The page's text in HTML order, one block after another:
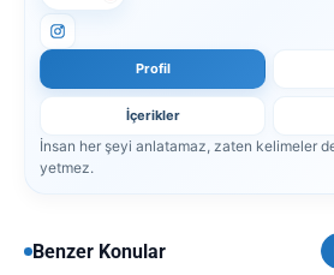
Profil
İçerikler
İnsan her şeyi anlatamaz, zaten kelimeler
yetmez.
Benzer Konular